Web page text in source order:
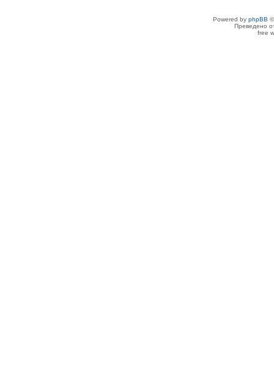
Powered by phpBB
Преведено
free